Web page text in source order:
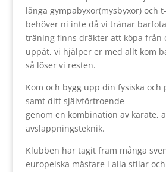
långa gympabyxor(mysbyxor) och
behöver ni inte då vi tränar
träning finns dräkter att köpa från
uppåt, vi hjälper er med allt kom
så löser vi resten.
Kom och bygg upp din fysiska och
samt ditt självförtroende
genom en kombination av karate,
avslappningsteknik.
Klubben har tagit fram många
europeiska mästare i alla stilar